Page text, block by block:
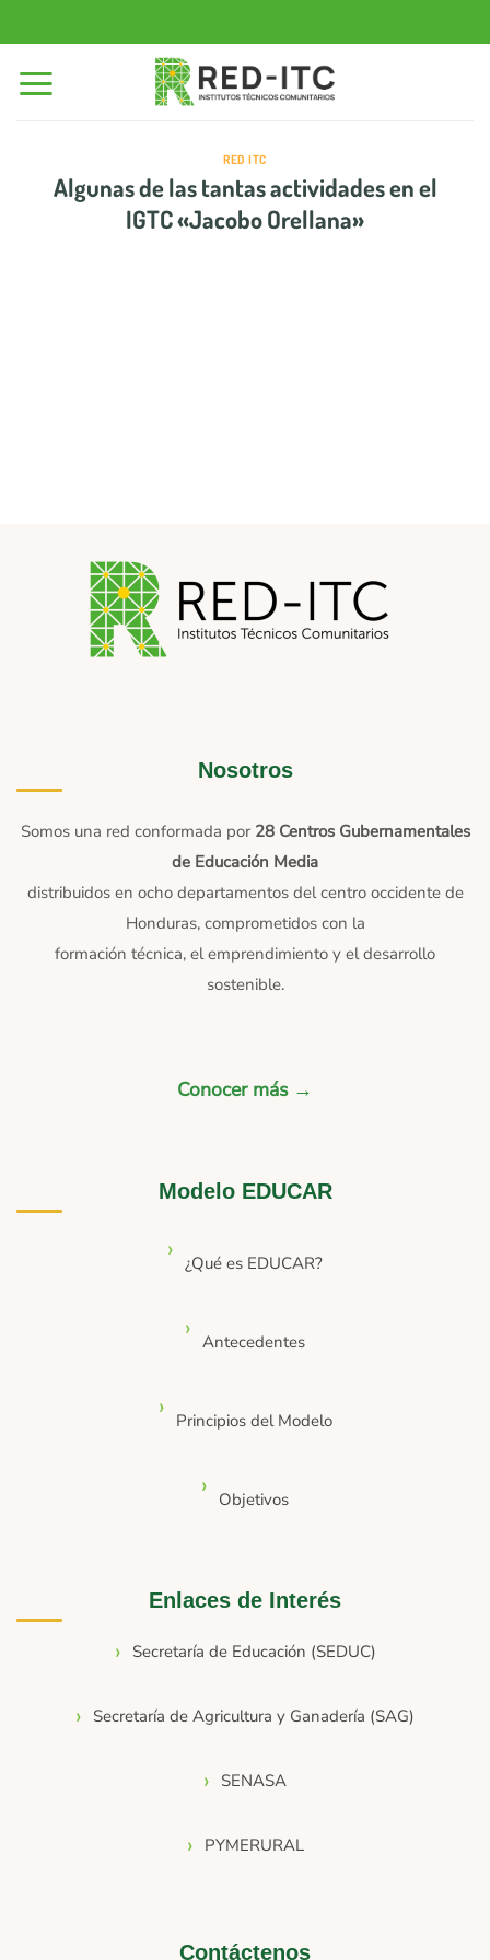
al
contenido
RED ITC
Algunas de las tantas actividades en el
IGTC «Jacobo Orellana»
Nosotros
Somos una red conformada por 28 Centros Gubernamentales
de Educación Media
distribuidos en ocho departamentos del centro occidente de
Honduras, comprometidos con la
formación técnica, el emprendimiento y el desarrollo
sostenible.
Conocer más →
Modelo EDUCAR
¿Qué es EDUCAR?
Antecedentes
Principios del Modelo
Objetivos
Enlaces de Interés
Secretaría de Educación (SEDUC)
Secretaría de Agricultura y Ganadería (SAG)
SENASA
PYMERURAL
Contáctenos